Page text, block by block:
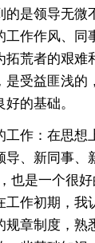
的是领导无微
工作作风、同
拓荒者的艰难
是受益匪浅的
的基础。
作：在思想
导、新同事、
也是一个很
工作初期，我
规章制度，熟